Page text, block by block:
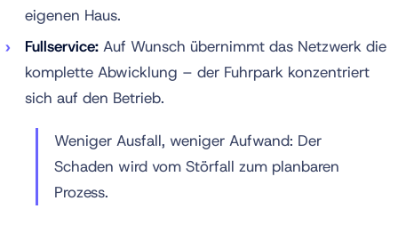
eigenen Haus.
Fullservice: Auf Wunsch übernimmt das Netzwerk die
komplette Abwicklung – der Fuhrpark konzentriert
sich auf den Betrieb.
Weniger Ausfall, weniger Aufwand: Der
Schaden wird vom Störfall zum planbaren
Prozess.